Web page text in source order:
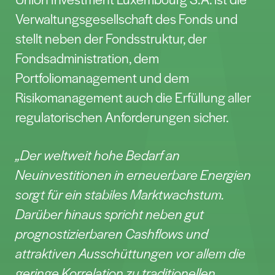
Spezialisten für die unterschiedlichen
Assetklassen zusammen.
Pressekontakt:
Stefan Barkhausen
Tel. +49 69 2567-2660
Volksbank Mittelhessen eG
Die Volksbank Mittelhessen gehört mit
einer Bilanzsumme von 10,8 Milliarden Euro
zu den größten Genossenschaftsbanken in
Deutschland. Mit derzeit 1077 Mitarbeiter
und 67 Geschäftsstellen in ganz